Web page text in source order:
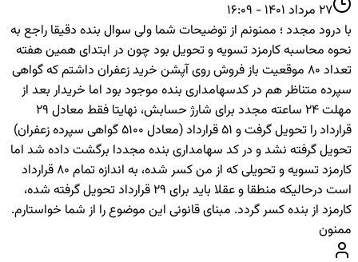
27 مرداد 1401 - 16:09
با درود مجدد ؛ ممنونم از توضیحات شما ولی سوال بنده دقیقا راجع به
نحوه محاسبه کارمزد تسویه و تحویل بود چون در ابتدای همین هفته
تعداد 80 موقعیت باز فروش روی آپشن خرید زعفران داشتم که گواهی
سپرده متناظر هم در کدسهامداری بنده موجود بود اما خریدار بعد از
مهلت 24 ساعته مجدد برای شارژ حسابش، نهایتا فقط معادل 29
قرارداد را تحویل گرفت و 51 قرارداد (معادل 5100 گواهی سپرده زعفران)
تحویل گرفته نشد و در کد سهامداری بنده مجددا برگشت داده شد اما
کارمزد تسویه و تحویلی که از من کسر شده، به اندازه تمام 80 قرارداد
است درحالیکه منطقا و عقلا باید برای 29 قرارداد تحویل گرفته شده،
کارمزد از بنده کسر گردد. مبنای قانونی این موضوع را از شما خواستارم.
ممنون